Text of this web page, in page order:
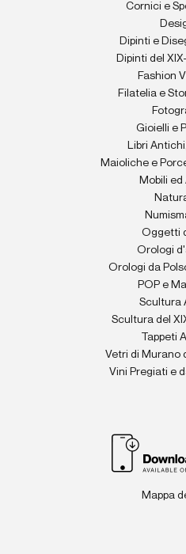
Cornici e
Dipinti e
Dipinti del
Fashion
Filatelia e
Gioielli e
Libri
Maioliche e
Mobili ed
Oggetti
Orologi
Orologi da
POP e
Scultura
Scultura del
Tappeti
Vetri di Murano
Vini Pregiati e
Mappa